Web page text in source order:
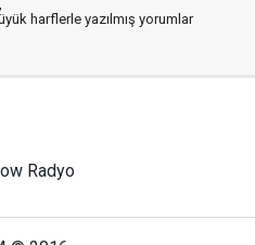
harflerle yazılmış yorumlar
Radyo